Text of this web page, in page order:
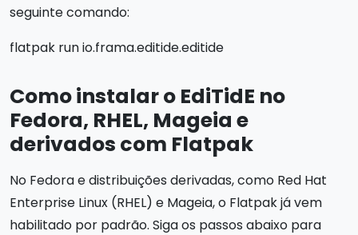
seguinte comando:
flatpak run io.frama.editide.editide
Como instalar o EdiTidE no
Fedora, RHEL, Mageia e
derivados com Flatpak
No Fedora e distribuições derivadas, como Red Hat
Enterprise Linux (RHEL) e Mageia, o Flatpak já vem
habilitado por padrão. Siga os passos abaixo para